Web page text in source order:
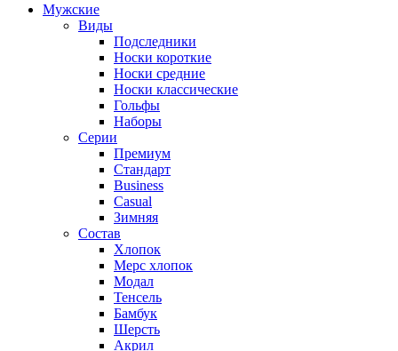
Мужские
Виды
Подследники
Носки короткие
Носки средние
Носки классические
Гольфы
Наборы
Серии
Премиум
Стандарт
Business
Casual
Зимняя
Состав
Хлопок
Мерс хлопок
Модал
Тенсель
Бамбук
Шерсть
Акрил